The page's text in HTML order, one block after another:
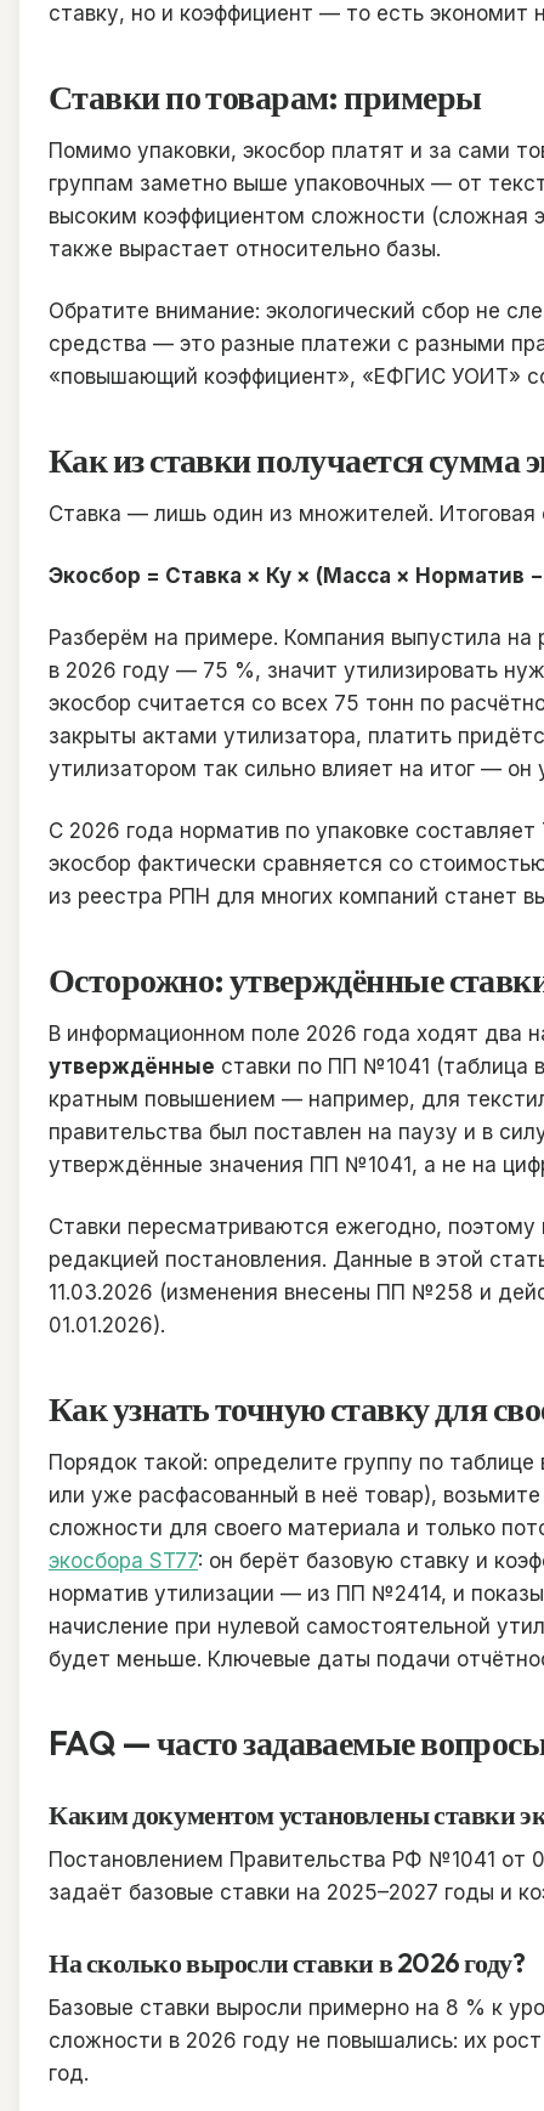
ставку, но и коэффициент — то есть экономит
Ставки по товарам: примеры
Помимо упаковки, экосбор платят и за сами
группам заметно выше упаковочных — от
высоким коэффициентом сложности (сложная
также вырастает относительно базы.
Обратите внимание: экологический сбор не
средства — это разные платежи с разными
«повышающий коэффициент», «ЕФГИС УОИТ»
Как из ставки получается сумма
Ставка — лишь один из множителей.
Экосбор = Ставка × Ку × (Масса × Норматив
Разберём на примере. Компания выпустила на
в 2026 году — 75 %, значит утилизировать
экосбор считается со всех 75 тонн по
закрыты актами утилизатора, платить
утилизатором так сильно влияет на итог —
С 2026 года норматив по упаковке
экосбор фактически сравняется со
из реестра РПН для многих компаний станет
Осторожно: утверждённые
В информационном поле 2026 года ходят два
утверждённые ставки по ПП №1041
кратным повышением — например, для
правительства был поставлен на паузу и в
утверждённые значения ПП №1041, а не на
Ставки пересматриваются ежегодно, поэтому
редакцией постановления. Данные в этой
11.03.2026 (изменения внесены ПП №258 и
01.01.2026).
Как узнать точную ставку для
Порядок такой: определите группу по
или уже расфасованный в неё товар),
сложности для своего материала и только
экосбора ST77: он берёт базовую ставку и
норматив утилизации — из ПП №2414, и
начисление при нулевой самостоятельной
будет меньше. Ключевые даты подачи
FAQ — часто задаваемые
Каким документом установлены ставки
Постановлением Правительства РФ №1041 от
задаёт базовые ставки на 2025–2027 годы и
На сколько выросли ставки в 2026 году?
Базовые ставки выросли примерно на 8 % к
сложности в 2026 году не повышались: их
год.